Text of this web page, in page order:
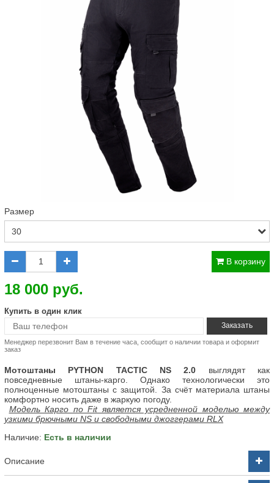
Размер
В корзину
18 000 руб.
Купить в один клик
Менеджер перезвонит Вам в течение часа, сообщит о наличии товара и оформит
заказ
Мотоштаны PYTHON TACTIC NS 2.0 выглядят как
повседневные штаны-карго. Однако технологически это
полноценные мотоштаны с защитой. За счёт материала штаны
комфортно носить даже в жаркую погоду.
Модель Карго по Fit является усредненной моделью между
узкими брючными NS и свободными джоггерами RLX
Наличие: Есть в наличии
Описание